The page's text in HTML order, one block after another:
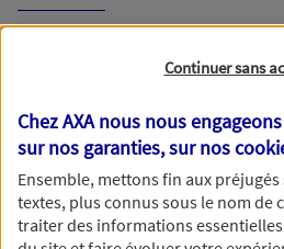
demande, nous vous
meilleurs délais par mail ou
Votre message :
Continuer sans
Chez AXA nous nous
sur nos garanties, sur nos
Ensemble, mettons fin aux
textes, plus connus sous le nom de
traiter des informations